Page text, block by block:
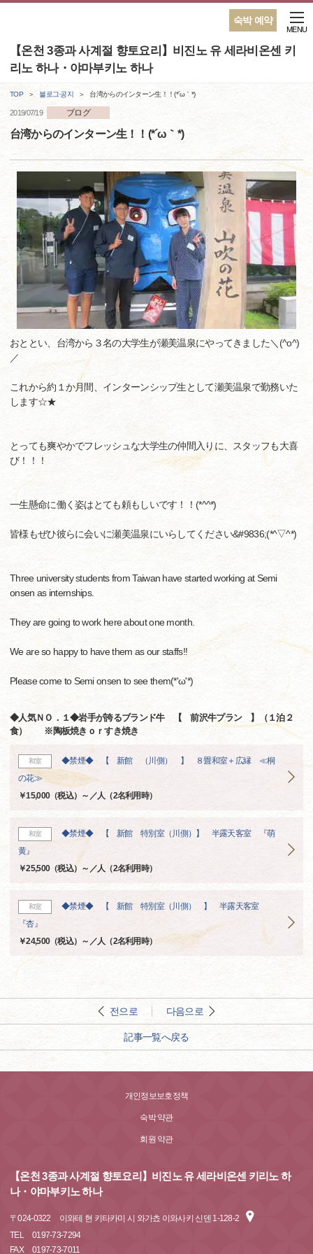
숙박 예약
【온천 3종과 사계절 향토요리】비진노 유 세라비온센 키
리노 하나・야마부키노 하나
MENU
TOP 블로그·공지 台湾からのインターン生！！(*´ω｀*)
2019/07/19 ブログ
台湾からのインターン生！！(*´ω｀*)
おととい、台湾から３名の大学生が瀬美温泉にやってきました＼(^o^)
／
これから約１か月間、インターンシップ生として瀬美温泉で勤務いた
します☆★
とっても爽やかでフレッシュな大学生の仲間入りに、スタッフも大喜
び！！！
一生懸命に働く姿はとても頼もしいです！！(*^^*)
皆様もぜひ彼らに会いに瀬美温泉にいらしてください&#9836;(*^▽^*)
Three university students from Taiwan have started working at Semi
onsen as internships.
They are going to work here about one month.
We are so happy to have them as our staffs!!
Please come to Semi onsen to see them(*'ω'*)
◆人気ＮＯ．１◆岩手が誇るブランド牛 【 前沢牛プラン 】（１泊２
食） ※陶板焼きｏｒすき焼き
和室
◆禁煙◆ 【 新館 （川側） 】 ８畳和室＋広縁 ≪桐
の花≫
￥15,000（税込）～／人（2名利用時）
和室
◆禁煙◆ 【 新館 特別室（川側）】 半露天客室 『萌
黄』
￥25,500（税込）～／人（2名利用時）
和室
◆禁煙◆ 【 新館 特別室（川側） 】 半露天客室
『杏』
￥24,500（税込）～／人（2名利用時）
전으로 다음으로
記事一覧へ戻る
개인정보보호정책
숙박 약관
회원 약관
【온천 3종과 사계절 향토요리】비진노 유 세라비온센 키리노 하
나・야마부키노 하나
〒024-0322
이와테 현 키타카미 시 와가쵸 이와사키 신덴 1-128-2
TEL
0197-73-7294
FAX
0197-73-7011